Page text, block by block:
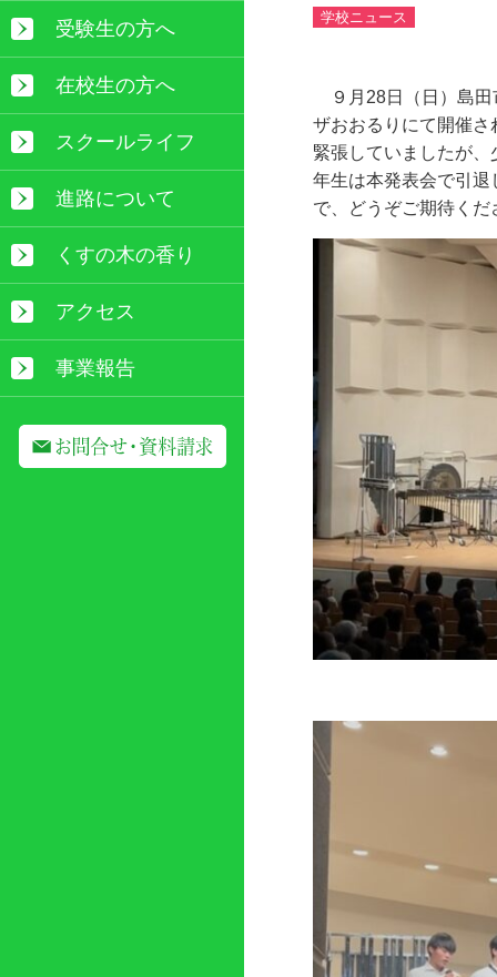
受験生の方へ
在校生の方へ
スクールライフ
進路について
くすの木の香り
アクセス
事業報告
学校ニュース
９月 28日（日）島
ザおおるりにて開催
緊張していましたが
年生は本発表会で引
で、どうぞご期待くだ